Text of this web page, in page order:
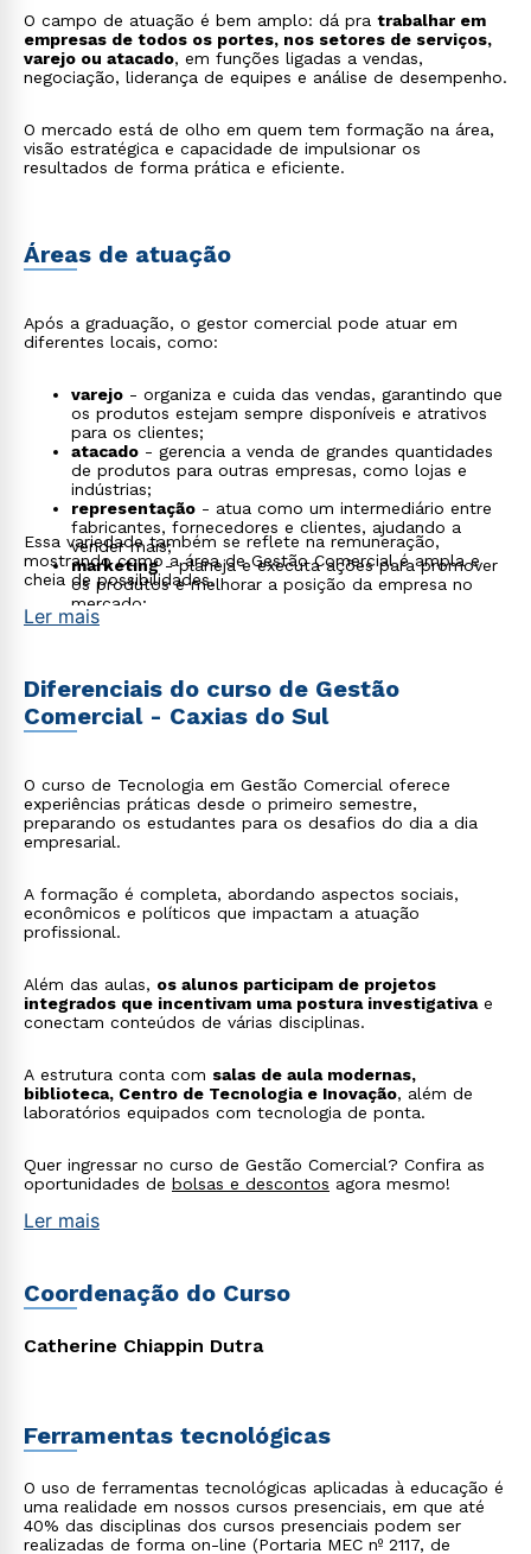
O campo de atuação é bem amplo: dá pra trabalhar em
empresas de todos os portes, nos setores de serviços,
varejo ou atacado, em funções ligadas a vendas,
negociação, liderança de equipes e análise de desempenho.
O mercado está de olho em quem tem formação na área,
visão estratégica e capacidade de impulsionar os
resultados de forma prática e eficiente.
Áreas de atuação
Após a graduação, o gestor comercial pode atuar em
diferentes locais, como:
varejo - organiza e cuida das vendas, garantindo que
os produtos estejam sempre disponíveis e atrativos
para os clientes;
atacado - gerencia a venda de grandes quantidades
de produtos para outras empresas, como lojas e
indústrias;
representação - atua como um intermediário entre
fabricantes, fornecedores e clientes, ajudando a
vender mais;
marketing- planeja e executa ações para promover
os produtos e melhorar a posição da empresa no
mercado;
tecnologia da informação
gestão de estoques
- acompanha o estoque para
evitar falta ou excesso de produtos;
preços e promoções- define os preços e cria
promoções para atrair clientes e aumentar as vendas;
fortalecer parcerias;
pesquisa de mercado - estuda o comportamento
dos consumidores para encontrar oportunidades e
ajustar as vendas;
garantindo uma boa experiência para o cliente e
alcançando as metas do negócio;
bens e serviços
- trabalha na venda de produtos e
Essa variedade também se reflete na remuneração,
mostrando como a área de Gestão Comercial é ampla e
cheia de possibilidades.
Ler mais
Diferenciais do curso de Gestão
Comercial - Caxias do Sul
O curso de Tecnologia em Gestão Comercial oferece
experiências práticas desde o primeiro semestre,
preparando os estudantes para os desafios do dia a dia
empresarial.
A formação é completa, abordando aspectos sociais,
econômicos e políticos que impactam a atuação
profissional.
Além das aulas, os alunos participam de projetos
integrados que incentivam uma postura investigativae
conectam conteúdos de várias disciplinas.
A estrutura conta com salas de aula modernas,
biblioteca, Centro de Tecnologia e Inovação, além de
laboratórios equipados com tecnologia de ponta.
Quer ingressar no curso de Gestão Comercial? Confira as
oportunidades de bolsas e descontos agora mesmo!
Ler mais
Coordenação do Curso
Catherine Chiappin Dutra
Ferramentas tecnológicas
O uso de ferramentas tecnológicas aplicadas à educação é
uma realidade em nossos cursos presenciais, em que até
40% das disciplinas dos cursos presenciais podem ser
realizadas de forma on-line (Portaria MEC nº 2117, de